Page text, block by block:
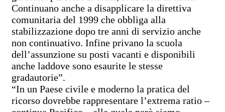
Continuano anche a disapplicare la direttiva
comunitaria del 1999 che obbliga alla
stabilizzazione dopo tre anni di servizio anche
non continuativo. Infine privano la scuola
dell’assunzione su posti vacanti e disponibili
anche laddove sono esaurite le stesse
gradautorie”.
“In un Paese civile e moderno la pratica del
ricorso dovrebbe rappresentare l’extrema ratio –